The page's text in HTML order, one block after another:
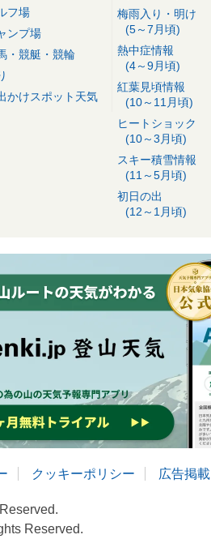
フ場
ンプ場
・競艇・競輪
かけスポット天気
梅雨入り・明け
(5～7月頃)
熱中症情報
(4～9月頃)
紅葉見頃情報
(10～11月頃)
ヒートショック
(10～3月頃)
スキー積雪情報
(11～5月頃)
初日の出
(12～1月頃)
クッキーポリシー 広告掲載
Reserved.